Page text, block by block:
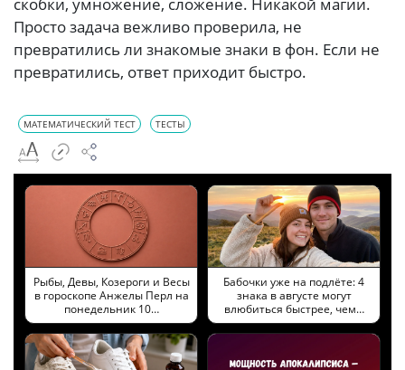
Просто задача вежливо проверила, не
превратились ли знакомые знаки в фон. Если не
превратились, ответ приходит быстро.
МАТЕМАТИЧЕСКИЙ ТЕСТ ТЕСТЫ
Рыбы, Девы, Козероги и Весы
в гороскопе Анжелы Перл на
понедельник 10…
Бабочки уже на подлёте: 4
знака в августе могут
влюбиться быстрее, чем…